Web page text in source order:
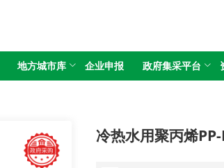
地方城市库 企业申报 政府集采平台
冷热水用聚丙烯